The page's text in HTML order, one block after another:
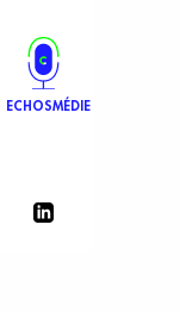
ECHOSMÉDIE